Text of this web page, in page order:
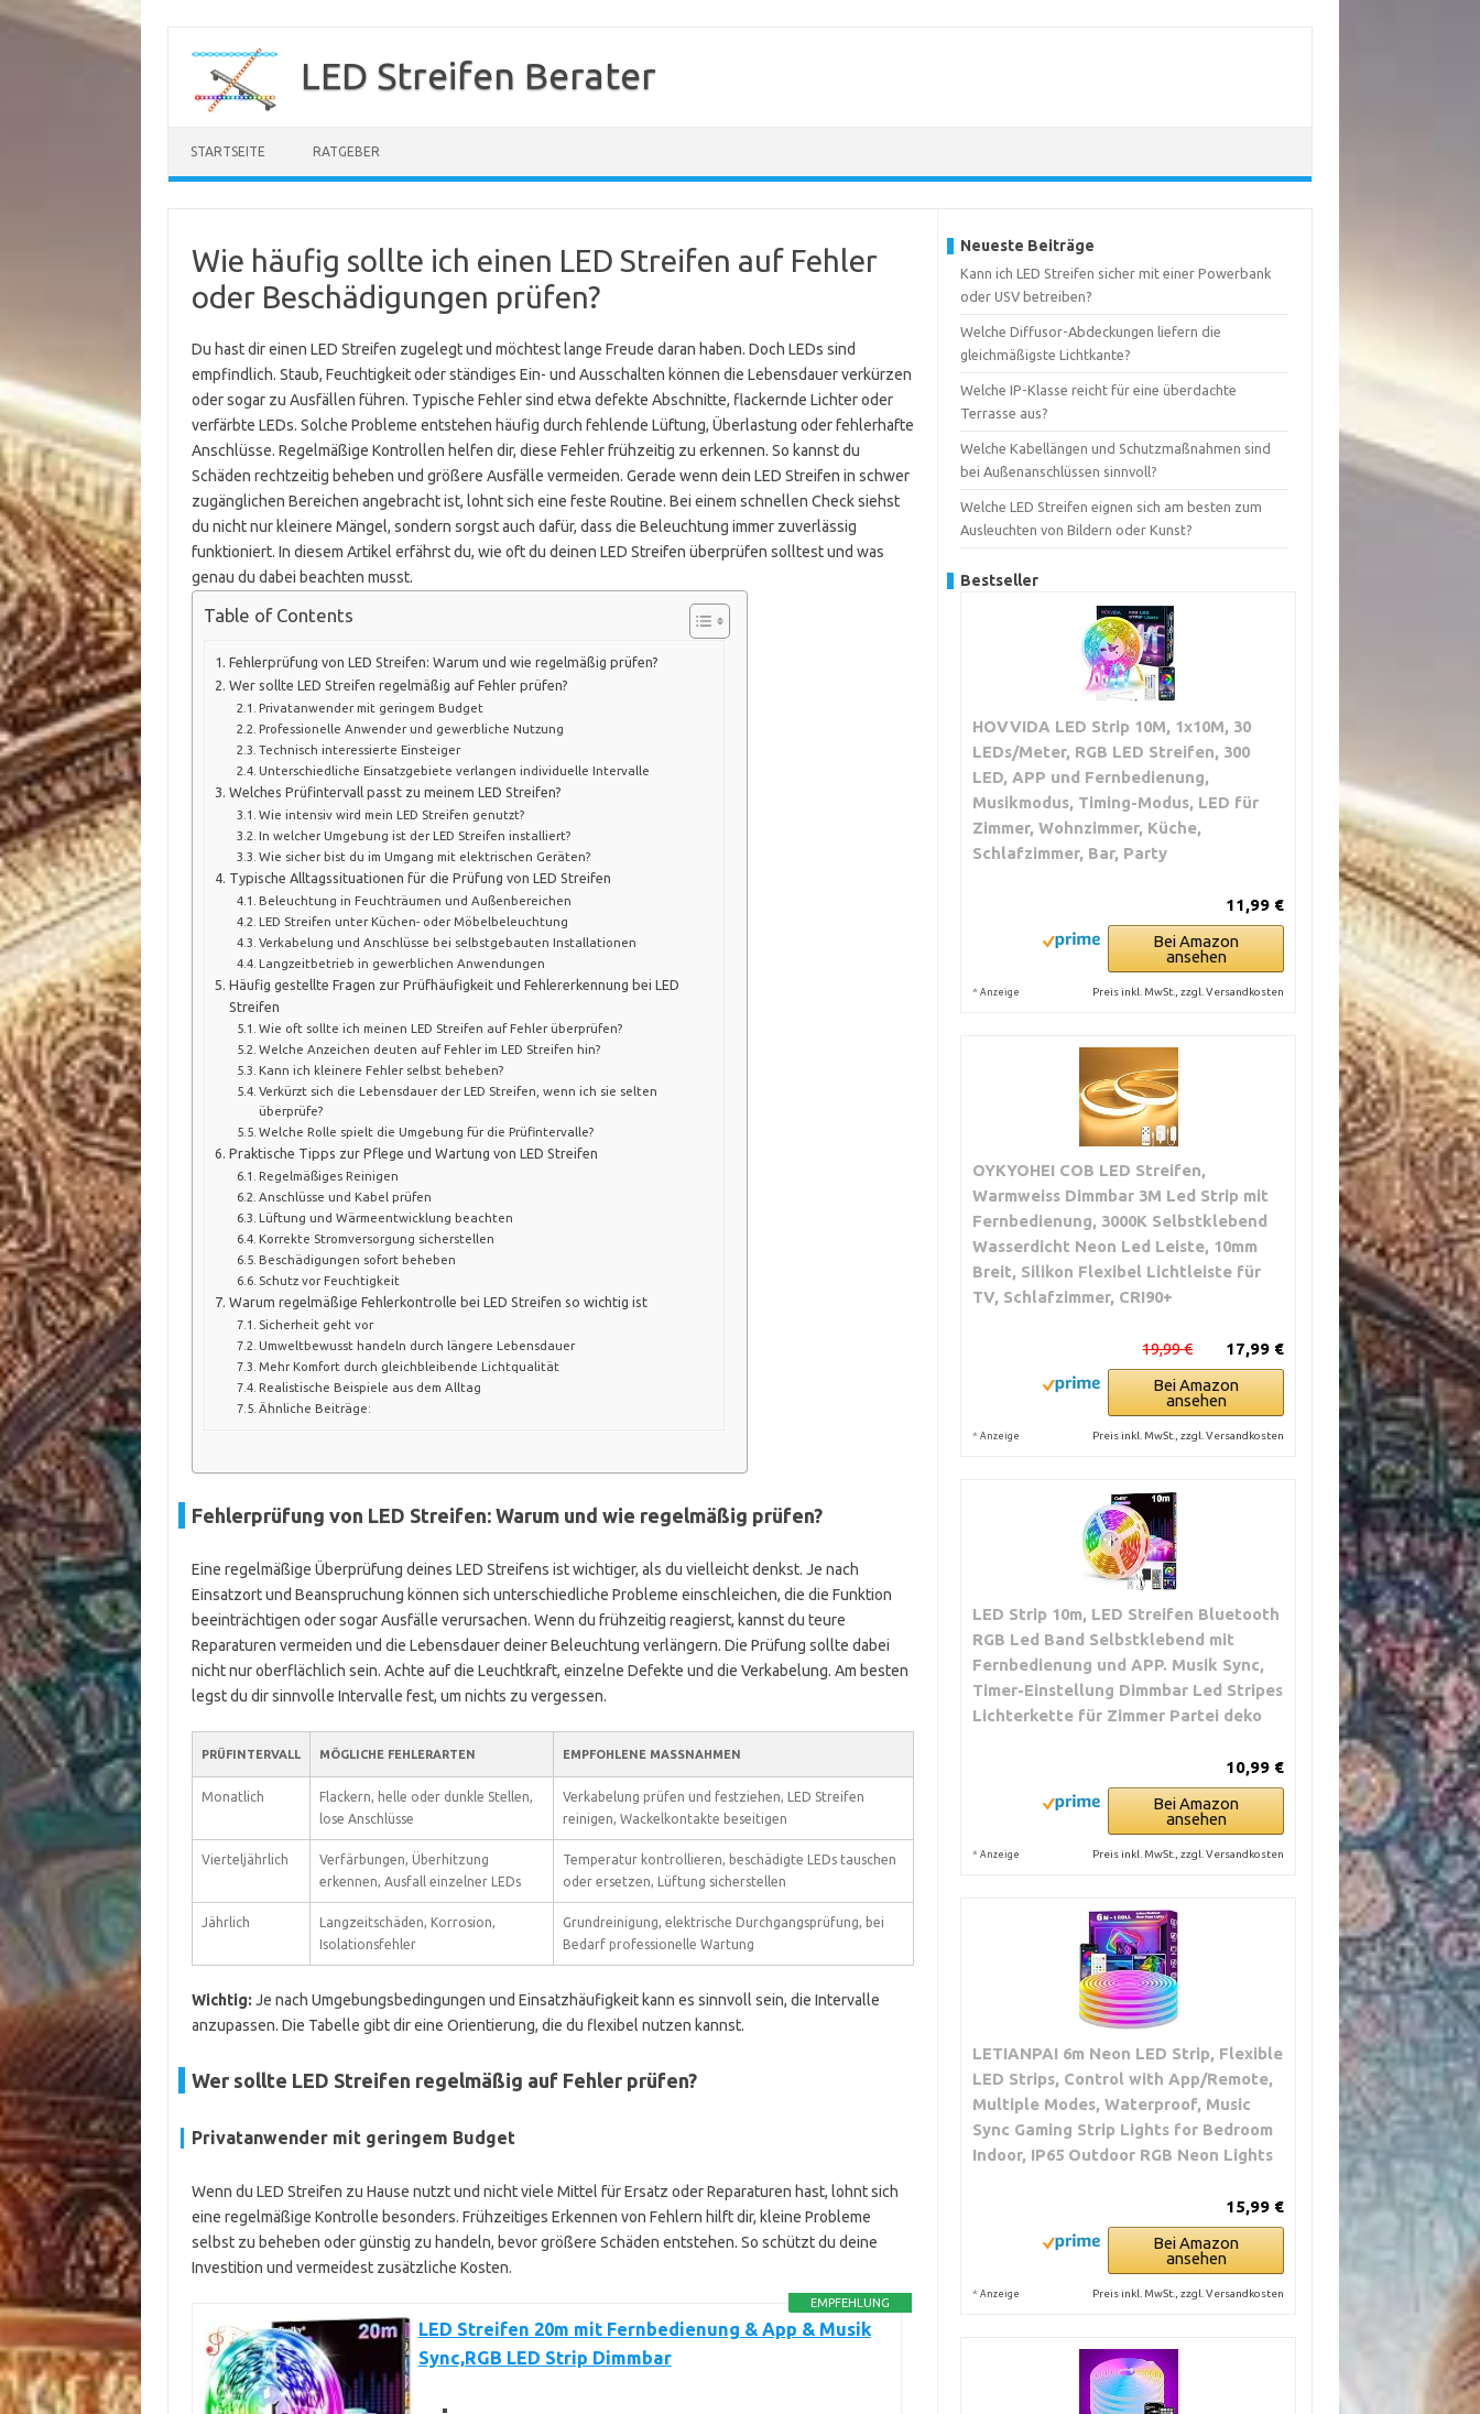
Inhalt
LED Streifen Berater
STARTSEITE RATGEBER
Wie häufig sollte ich einen LED Streifen auf Fehler
oder Beschädigungen prüfen?
Du hast dir einen LED Streifen zugelegt und möchtest lange Freude daran haben. Doch LEDs sind
empfindlich. Staub, Feuchtigkeit oder ständiges Ein- und Ausschalten können die Lebensdauer verkürzen
oder sogar zu Ausfällen führen. Typische Fehler sind etwa defekte Abschnitte, flackernde Lichter oder
verfärbte LEDs. Solche Probleme entstehen häufig durch fehlende Lüftung, Überlastung oder fehlerhafte
Anschlüsse. Regelmäßige Kontrollen helfen dir, diese Fehler frühzeitig zu erkennen. So kannst du
Schäden rechtzeitig beheben und größere Ausfälle vermeiden. Gerade wenn dein LED Streifen in schwer
zugänglichen Bereichen angebracht ist, lohnt sich eine feste Routine. Bei einem schnellen Check siehst
du nicht nur kleinere Mängel, sondern sorgst auch dafür, dass die Beleuchtung immer zuverlässig
funktioniert. In diesem Artikel erfährst du, wie oft du deinen LED Streifen überprüfen solltest und was
genau du dabei beachten musst.
Table of Contents
Fehlerprüfung von LED Streifen: Warum und wie regelmäßig prüfen?
Wer sollte LED Streifen regelmäßig auf Fehler prüfen?
Privatanwender mit geringem Budget
Professionelle Anwender und gewerbliche Nutzung
Technisch interessierte Einsteiger
Unterschiedliche Einsatzgebiete verlangen individuelle Intervalle
Welches Prüfintervall passt zu meinem LED Streifen?
Wie intensiv wird mein LED Streifen genutzt?
In welcher Umgebung ist der LED Streifen installiert?
Wie sicher bist du im Umgang mit elektrischen Geräten?
Typische Alltagssituationen für die Prüfung von LED Streifen
Beleuchtung in Feuchträumen und Außenbereichen
LED Streifen unter Küchen- oder Möbelbeleuchtung
Verkabelung und Anschlüsse bei selbstgebauten Installationen
Langzeitbetrieb in gewerblichen Anwendungen
Häufig gestellte Fragen zur Prüfhäufigkeit und Fehlererkennung bei LED
Streifen
Wie oft sollte ich meinen LED Streifen auf Fehler überprüfen?
Welche Anzeichen deuten auf Fehler im LED Streifen hin?
Kann ich kleinere Fehler selbst beheben?
Verkürzt sich die Lebensdauer der LED Streifen, wenn ich sie selten
überprüfe?
Welche Rolle spielt die Umgebung für die Prüfintervalle?
Praktische Tipps zur Pflege und Wartung von LED Streifen
Regelmäßiges Reinigen
Anschlüsse und Kabel prüfen
Lüftung und Wärmeentwicklung beachten
Korrekte Stromversorgung sicherstellen
Beschädigungen sofort beheben
Schutz vor Feuchtigkeit
Warum regelmäßige Fehlerkontrolle bei LED Streifen so wichtig ist
Sicherheit geht vor
Umweltbewusst handeln durch längere Lebensdauer
Mehr Komfort durch gleichbleibende Lichtqualität
Realistische Beispiele aus dem Alltag
Ähnliche Beiträge:
Fehlerprüfung von LED Streifen: Warum und wie regelmäßig prüfen?
Eine regelmäßige Überprüfung deines LED Streifens ist wichtiger, als du vielleicht denkst. Je nach
Einsatzort und Beanspruchung können sich unterschiedliche Probleme einschleichen, die die Funktion
beeinträchtigen oder sogar Ausfälle verursachen. Wenn du frühzeitig reagierst, kannst du teure
Reparaturen vermeiden und die Lebensdauer deiner Beleuchtung verlängern. Die Prüfung sollte dabei
nicht nur oberflächlich sein. Achte auf die Leuchtkraft, einzelne Defekte und die Verkabelung. Am besten
legst du dir sinnvolle Intervalle fest, um nichts zu vergessen.
PRÜFINTERVALL MÖGLICHE FEHLERARTEN EMPFOHLENE MASSNAHMEN
Monatlich
Flackern, helle oder dunkle Stellen,
lose Anschlüsse
Verkabelung prüfen und festziehen, LED Streifen
reinigen, Wackelkontakte beseitigen
Vierteljährlich
Verfärbungen, Überhitzung
erkennen, Ausfall einzelner LEDs
Temperatur kontrollieren, beschädigte LEDs tauschen
oder ersetzen, Lüftung sicherstellen
Jährlich
Langzeitschäden, Korrosion,
Isolationsfehler
Grundreinigung, elektrische Durchgangsprüfung, bei
Bedarf professionelle Wartung
Wichtig: Je nach Umgebungsbedingungen und Einsatzhäufigkeit kann es sinnvoll sein, die Intervalle
anzupassen. Die Tabelle gibt dir eine Orientierung, die du flexibel nutzen kannst.
Wer sollte LED Streifen regelmäßig auf Fehler prüfen?
Privatanwender mit geringem Budget
Wenn du LED Streifen zu Hause nutzt und nicht viele Mittel für Ersatz oder Reparaturen hast, lohnt sich
eine regelmäßige Kontrolle besonders. Frühzeitiges Erkennen von Fehlern hilft dir, kleine Probleme
selbst zu beheben oder günstig zu handeln, bevor größere Schäden entstehen. So schützt du deine
Investition und vermeidest zusätzliche Kosten.
EMPFEHLUNG
LED Streifen 20m mit Fernbedienung & App & Musik
Sync,RGB LED Strip Dimmbar
Neueste Beiträge
Kann ich LED Streifen sicher mit einer Powerbank
oder USV betreiben?
Welche Diffusor-Abdeckungen liefern die
gleichmäßigste Lichtkante?
Welche IP-Klasse reicht für eine überdachte
Terrasse aus?
Welche Kabellängen und Schutzmaßnahmen sind
bei Außenanschlüssen sinnvoll?
Welche LED Streifen eignen sich am besten zum
Ausleuchten von Bildern oder Kunst?
Bestseller
HOVVIDA LED Strip 10M, 1x10M, 30
LEDs/Meter, RGB LED Streifen, 300
LED, APP und Fernbedienung,
Musikmodus, Timing-Modus, LED für
Zimmer, Wohnzimmer, Küche,
Schlafzimmer, Bar, Party
11,99 €
Bei Amazon
ansehen
* Anzeige Preis inkl. MwSt., zzgl. Versandkosten
OYKYOHEI COB LED Streifen,
Warmweiss Dimmbar 3M Led Strip mit
Fernbedienung, 3000K Selbstklebend
Wasserdicht Neon Led Leiste, 10mm
Breit, Silikon Flexibel Lichtleiste für
TV, Schlafzimmer, CRI90+
17,99 €
19,99 €
Bei Amazon
ansehen
* Anzeige Preis inkl. MwSt., zzgl. Versandkosten
LED Strip 10m, LED Streifen Bluetooth
RGB Led Band Selbstklebend mit
Fernbedienung und APP. Musik Sync,
Timer-Einstellung Dimmbar Led Stripes
Lichterkette für Zimmer Partei deko
10,99 €
Bei Amazon
ansehen
* Anzeige Preis inkl. MwSt., zzgl. Versandkosten
LETIANPAI 6m Neon LED Strip, Flexible
LED Strips, Control with App/Remote,
Multiple Modes, Waterproof, Music
Sync Gaming Strip Lights for Bedroom
Indoor, IP65 Outdoor RGB Neon Lights
15,99 €
Bei Amazon
ansehen
* Anzeige Preis inkl. MwSt., zzgl. Versandkosten